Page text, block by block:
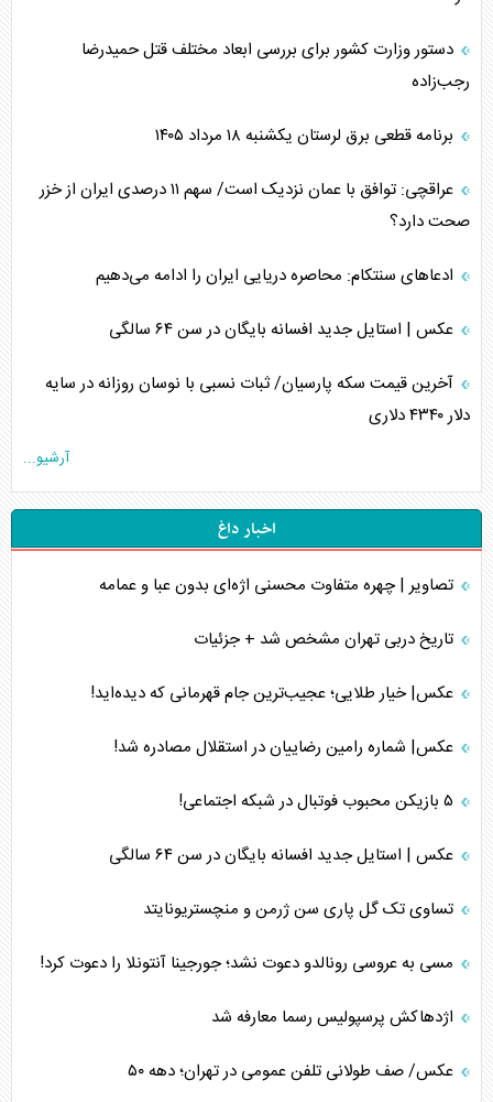
دستور وزارت کشور برای بررسی ابعاد مختلف قتل حمیدرضا
رجب‌زاده
برنامه قطعی برق لرستان یکشنبه ۱۸ مرداد ۱۴۰۵
عراقچی: توافق با عمان نزدیک است/ سهم ۱۱ درصدی ایران از خزر
صحت دارد؟
ادعا‌های سنتکام: محاصره دریایی ایران را ادامه می‌دهیم
عکس | استایل جدید افسانه بایگان در سن ۶۴ سالگی
آخرین قیمت سکه پارسیان/ ثبات نسبی با نوسان روزانه در سایه
دلار ۴۳۴۰ دلاری
آرشیو...
اخبار داغ
تصاویر | چهره متفاوت محسنی اژه‌ای بدون عبا و عمامه
تاریخ دربی تهران مشخص شد + جزئیات
عکس| خیار طلایی؛ عجیب‌ترین جام قهرمانی که دیده‌اید!
عکس| شماره رامین رضاییان در استقلال مصادره شد!
عکس | استایل جدید افسانه بایگان در سن ۶۴ سالگی
تساوی تک گل پاری سن ژرمن و منچستریونایتد
مسی به عروسی رونالدو دعوت نشد؛ جورجینا آنتونلا را دعوت کرد!
اژدهاکش پرسپولیس رسما معارفه شد
عکس/ صف طولانی تلفن عمومی در تهران؛ دهه ۵۰